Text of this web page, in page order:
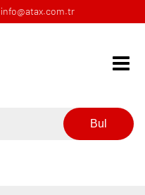
info@atax.com.tr
Bul